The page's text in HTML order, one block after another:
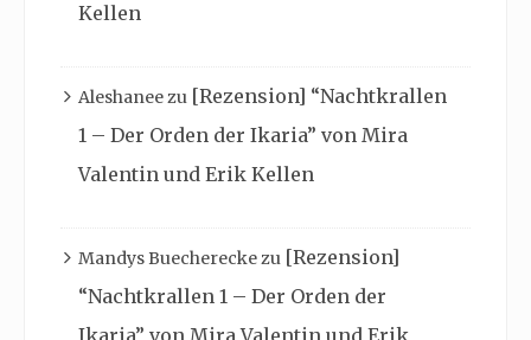
Kellen
Aleshaneezu [Rezension] “Nachtkrallen
1 – Der Orden der Ikaria” von Mira
Valentin und Erik Kellen
Mandys Buechereckezu [Rezension]
“Nachtkrallen 1 – Der Orden der
Ikaria” von Mira Valentin und Erik